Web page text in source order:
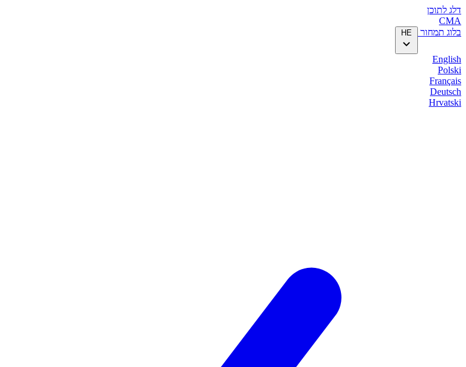
דלג לתוכן
CMA
בלוג תמחור HE
English
Polski
Français
Deutsch
Hrvatski